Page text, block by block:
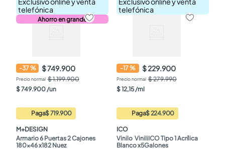
telefónica
Ahorro en grande
-37% $ 749.900
$ 1.199.900
$749.900/un
Paga$ 719.900
M+DESIGN
Armario 6 Puertas 2 Cajones
180x46 x182 Nuez
telefónica
-17% $ 229.900
$ 279.990
$12,15/ml
Paga$ 224.900
ICO
Vinilo  ViniliICO Tipo 1 Acrílica
Blanco x5Galones